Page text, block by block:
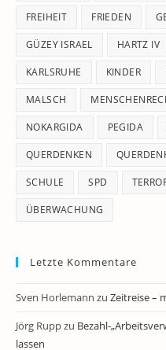
FREIHEIT FRIEDEN
GÜZEY ISRAEL HARTZ IV
KARLSRUHE KINDER
MALSCH
NOKARGIDA PEGIDA
QUERDENKEN
SCHULE SPD
ÜBERWACHUNG
Letzte Kommentare
Sven Horlemann zu Zeitreise –
Jörg Ruppzu Bezahl-
lassen